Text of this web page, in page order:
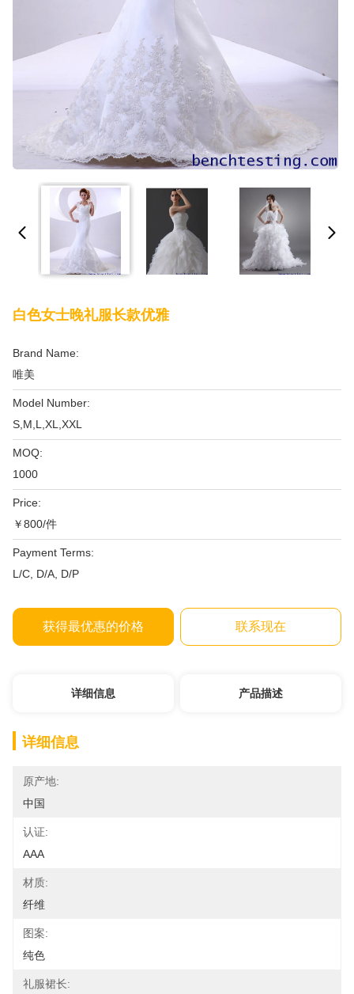
白色女士晚礼服长款优雅
Brand Name:
唯美
Model Number:
S,M,L,XL,XXL
MOQ:
1000
Price:
￥800/件
Payment Terms:
L/C, D/A, D/P
获得最优惠的价格 联系现在
详细信息 产品描述
详细信息
原产地:
中国
认证:
AAA
材质:
纤维
图案:
纯色
礼服裙长: